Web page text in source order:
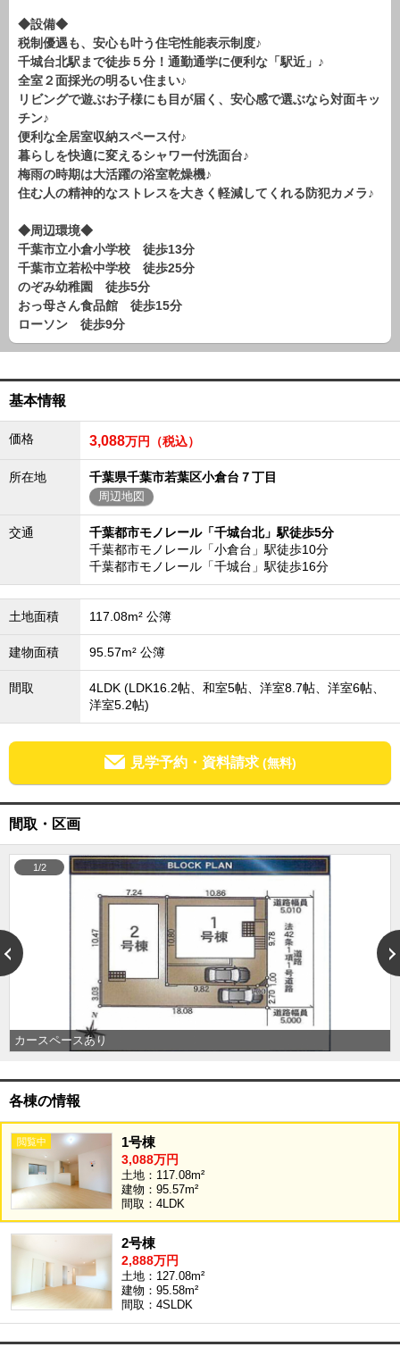
◆設備◆
税制優遇も、安心も叶う住宅性能表示制度♪
千城台北駅まで徒歩５分！通勤通学に便利な「駅近」♪
全室２面採光の明るい住まい♪
リビングで遊ぶお子様にも目が届く、安心感で選ぶなら対面キッ
チン♪
便利な全居室収納スペース付♪
暮らしを快適に変えるシャワー付洗面台♪
梅雨の時期は大活躍の浴室乾燥機♪
住む人の精神的なストレスを大きく軽減してくれる防犯カメラ♪
◆周辺環境◆
千葉市立小倉小学校 徒歩13分
千葉市立若松中学校 徒歩25分
のぞみ幼稚園 徒歩5分
おっ母さん食品館 徒歩15分
ローソン 徒歩9分
基本情報
価格 3,088万円（税込）
所在地 千葉県千葉市若葉区小倉台７丁目
周辺地図
交通
千葉都市モノレール「千城台北」駅徒歩5分
千葉都市モノレール「小倉台」駅徒歩10分
千葉都市モノレール「千城台」駅徒歩16分
土地面積 117.08m² 公簿
建物面積 95.57m² 公簿
間取
4LDK (LDK16.2帖、和室5帖、洋室8.7帖、洋室6帖、
洋室5.2帖)
見学予約・資料請求 (無料)
間取・区画
カースペースあり
1/2
各棟の情報
1号棟
3,088万円
土地：117.08m²
建物：95.57m²
間取：4LDK
2号棟
2,888万円
土地：127.08m²
建物：95.58m²
間取：4SLDK
プライバシーポリシー
物件検索
新築一戸建
エリアから探す
路線から探す
中古一戸建
路線から探す
マンション
エリアから探す
路線から探す
土 地
エリアから探す
エリアから物件検索
松戸･柏方面エリア
松戸･柏方面エリアの新築一戸建
松戸･柏方面エリアの中古一戸建
松戸･柏方面エリアのマンション
松戸･柏方面エリアの土地
成田･銚子方面エリア
成田･銚子方面エリアの中古一戸建
成田･銚子方面エリアのマンション
成田･銚子方面エリアの土地
四街道･佐倉･八千代方面エリア
四街道･佐倉･八千代方面エリアの新築一戸建
四街道･佐倉･八千代方面エリアの中古一戸建
四街道･佐倉･八千代方面エリアのマンション
船橋･市川･浦安方面エリア
船橋･市川･浦安方面エリアの中古一戸建
船橋･市川･浦安方面エリアのマンション
千葉市エリア
千葉市エリアの新築一戸建
千葉市エリアの中古一戸建
千葉市エリアのマンション
千葉市エリアの土地
外房エリア
外房エリアの新築一戸建
外房エリアの中古一戸建
外房エリアのマンション
外房エリアの土地
内房エリアの新築一戸建
内房エリアの中古一戸建
内房エリアのマンション
内房エリアの土地
東京全域エリア
東京全域エリアの新築一戸建
東京全域エリアの中古一戸建
東京全域エリアのマンション
東京全域エリアの土地
神奈川全域エリア
神奈川全域エリアの新築一戸建
神奈川全域エリアの中古一戸建
神奈川全域エリアのマンション